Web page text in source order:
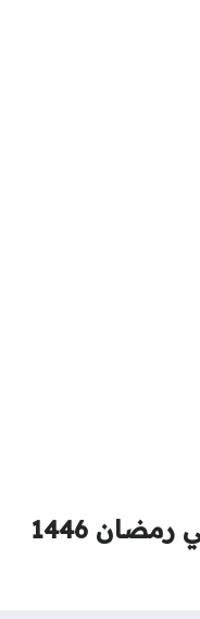
دوام رمضان الحكومي في رمضان 1446